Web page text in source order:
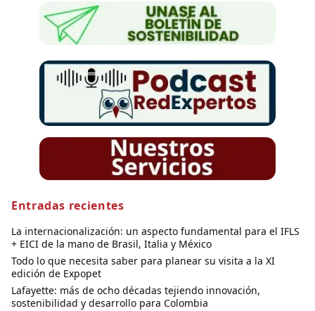
Entradas recientes
La internacionalización: un aspecto fundamental para el IFLS
+ EICI de la mano de Brasil, Italia y México
Todo lo que necesita saber para planear su visita a la XI
edición de Expopet
Lafayette: más de ocho décadas tejiendo innovación,
sostenibilidad y desarrollo para Colombia